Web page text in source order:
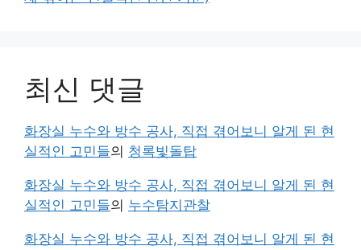
최신 댓글
화장실 누수와 방수 공사, 직접 겪어보니 알게 된 현
실적인 고민들의 청록빛돌탑
화장실 누수와 방수 공사, 직접 겪어보니 알게 된 현
실적인 고민들의 누수탐지관찰
화장실 누수와 방수 공사, 직접 겪어보니 알게 된 현